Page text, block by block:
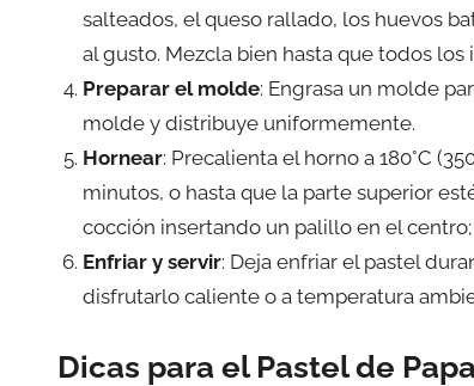
salteados, el queso rallado, los huevos
al gusto. Mezcla bien hasta que todos
Preparar el molde: Engrasa un molde
molde y distribuye uniformemente.
Hornear: Precalienta el horno a 180°C
minutos, o hasta que la parte superior
cocción insertando un palillo en el
Enfriar y servir: Deja enfriar el pastel
disfrutarlo caliente o a temperatura
Dicas para el Pastel de Papa